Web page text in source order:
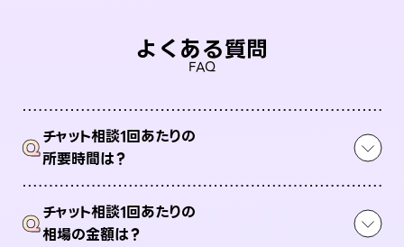
よくある質問
FAQ
Qチャット相談1回あたりの
所要時間は？
Qチャット相談1回あたりの
相場の金額は？